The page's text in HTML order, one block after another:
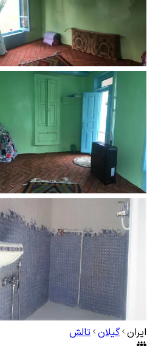
ایران گیلان تالش